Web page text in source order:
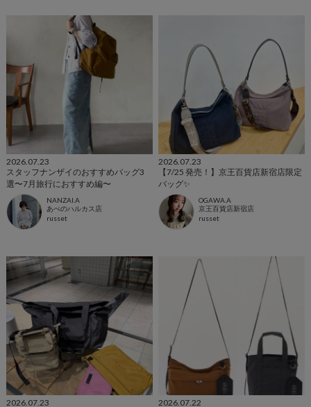
2026.07.23
スタッフナンザイのおすすめバッグ3
選〜7月旅行におすすめ編〜
NANZAI.A
あべのハルカス店
russet
2026.07.23
【7/25 発売！】京王百貨店新宿店限定
バッグ✨️
OGAWA.A
京王百貨店新宿店
russet
2026.07.23
2026.07.22